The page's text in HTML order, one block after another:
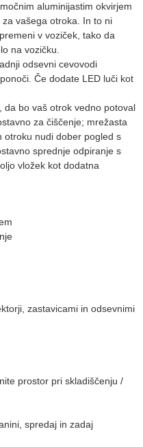
aluminijastim okvirjem
vašega otroka. In to ni
v voziček, tako da
na vozičku.
odsevni cevovodi
Če dodate LED luči kot
da bo vaš otrok vedno potoval
za čiščenje; mrežasta
otroku nudi dober pogled s
sprednje odpiranje s
vložek kot dodatna
zastavicami in odsevnimi
prostor pri skladiščenju /
spredaj in zadaj